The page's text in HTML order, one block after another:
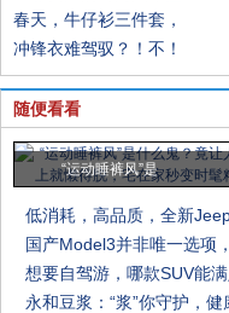
春天，牛仔衫三件套，
冲锋衣难驾驭？！不！
随便看看
“运动睡裤风”是
低消耗，高品质，全新
国产Model3并非唯一选项
想要自驾游，哪款SUV能
永和豆浆：“浆”你守护，